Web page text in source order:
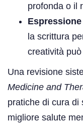
profonda o il
la scrittura
creatività
Una revisione
Medicine and
pratiche di cura di
migliore salute